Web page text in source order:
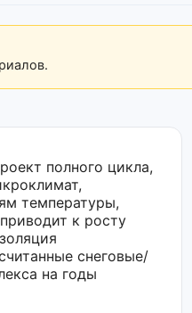
полного цикла,
температуры,
к росту
снеговые/
на годы